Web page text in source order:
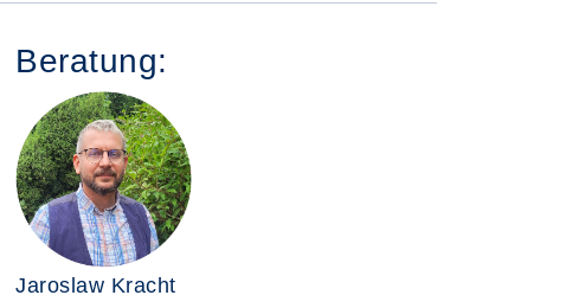
Beratung:
Jaroslaw Kracht